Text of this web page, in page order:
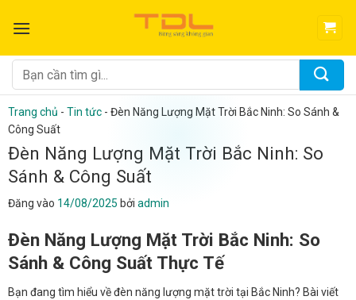
qua
dung
Tìm
kiếm:
Trang chủ - Tin tức - Đèn Năng Lượng Mặt Trời Bắc Ninh: So Sánh &
Công Suất
Đèn Năng Lượng Mặt Trời Bắc Ninh: So
Sánh & Công Suất
Đăng vào 14/08/2025 bởi admin
Đèn Năng Lượng Mặt Trời Bắc Ninh: So
Sánh & Công Suất Thực Tế
Bạn đang tìm hiểu về đèn năng lượng mặt trời tại Bắc Ninh? Bài viết